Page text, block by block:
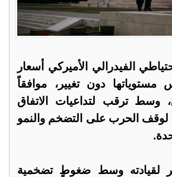
الفيدرالي الأميركي أسعار
مستوياتها دون تغيير، موافقاً
وسط ترقب لتداعيات الاتفاق
لوقف الحرب على التضخم والنمو
لقيادته وسط ضغوطٍ تضخمية